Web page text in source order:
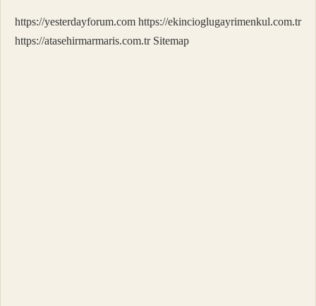
https://yesterdayforum.com https://ekincioglugayrimenkul.com.tr
https://atasehirmarmaris.com.tr Sitemap